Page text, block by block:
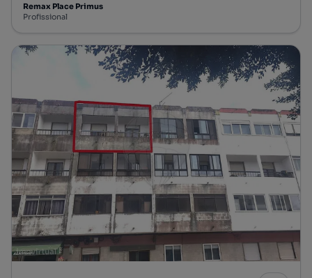
Remax Place Primus
Profissional